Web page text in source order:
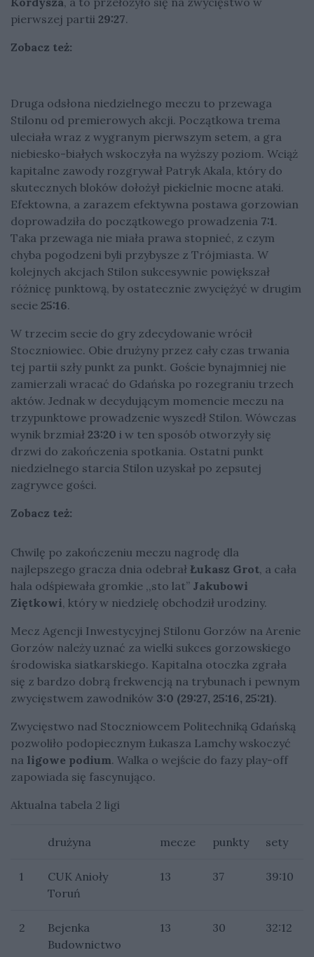
pierwszej partii 29:27.
Zobacz też:
Druga odsłona niedzielnego meczu to przewaga
Stilonu od premierowych akcji. Początkowa trema
uleciała wraz z wygranym pierwszym setem, a gra
niebiesko-białych wskoczyła na wyższy poziom. Wciąż
kapitalne zawody rozgrywał Patryk Akala, który do
skutecznych bloków dołożył piekielnie mocne ataki.
Efektowna, a zarazem efektywna postawa gorzowian
doprowadziła do początkowego prowadzenia 7:1.
Taka przewaga nie miała prawa stopnieć, z czym
chyba pogodzeni byli przybysze z Trójmiasta. W
kolejnych akcjach Stilon sukcesywnie powiększał
różnicę punktową, by ostatecznie zwyciężyć w drugim
secie 25:16.
W trzecim secie do gry zdecydowanie wrócił
Stoczniowiec. Obie drużyny przez cały czas trwania
tej partii szły punkt za punkt. Goście bynajmniej nie
zamierzali wracać do Gdańska po rozegraniu trzech
aktów. Jednak w decydującym momencie meczu na
trzypunktowe prowadzenie wyszedł Stilon. Wówczas
wynik brzmiał 23:20 i w ten sposób otworzyły się
drzwi do zakończenia spotkania. Ostatni punkt
niedzielnego starcia Stilon uzyskał po zepsutej
zagrywce gości.
Zobacz też:
Chwilę po zakończeniu meczu nagrodę dla
najlepszego gracza dnia odebrał Łukasz Grot, a cała
hala odśpiewała gromkie ,,sto lat” Jakubowi
Ziętkowi, który w niedzielę obchodził urodziny.
Mecz Agencji Inwestycyjnej Stilonu Gorzów na Arenie
Gorzów należy uznać za wielki sukces gorzowskiego
środowiska siatkarskiego. Kapitalna otoczka zgrała
się z bardzo dobrą frekwencją na trybunach i pewnym
zwycięstwem zawodników 3:0 (29:27, 25:16, 25:21).
Zwycięstwo nad Stoczniowcem Politechniką Gdańską
pozwoliło podopiecznym Łukasza Lamchy wskoczyć
na ligowe podium. Walka o wejście do fazy play-off
zapowiada się fascynująco.
Aktualna tabela 2 ligi
drużyna mecze punkty sety
1
CUK Anioły
Toruń
13 37 39:10
2
Bejenka
Budownictwo
13 30 32:12